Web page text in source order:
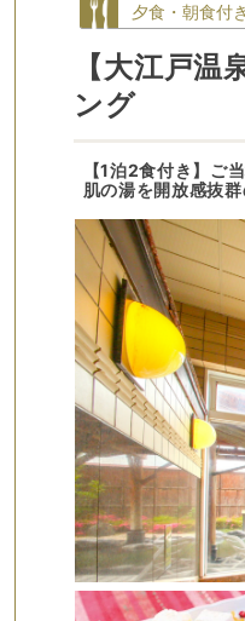
夕食・朝食付き
【大江戸温
ング
【1泊2食付き】ご
肌の湯を開放感抜